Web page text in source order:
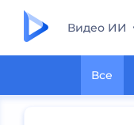
Видео ИИ
Все